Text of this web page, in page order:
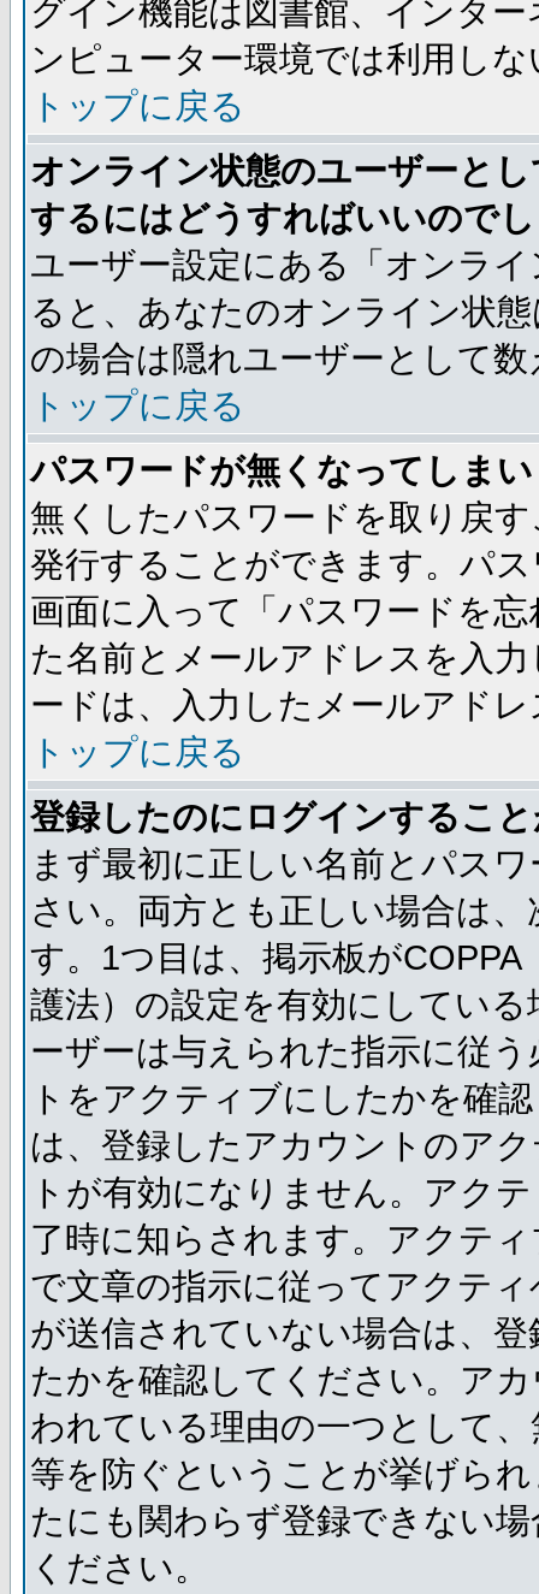
グイン機能は図書館、インタ
ンピューター環境では利用し
トップに戻る
オンライン状態のユーザーと
するにはどうすればいいので
ユーザー設定にある「オンラ
ると、あなたのオンライン状
の場合は隠れユーザーとして
トップに戻る
パスワードが無くなってしま
無くしたパスワードを取り戻
発行することができます。パ
画面に入って「パスワードを
た名前とメールアドレスを入
ードは、入力したメールアド
トップに戻る
登録したのにログインするこ
まず最初に正しい名前とパス
さい。両方とも正しい場合は
す。1つ目は、掲示板が
護法）の設定を有効にしてい
ーザーは与えられた指示に従
トをアクティブにしたかを確
は、登録したアカウントのア
トが有効になりません。アク
了時に知らされます。アクテ
で文章の指示に従ってアクテ
が送信されていない場合は、
たかを確認してください。ア
われている理由の一つとして
等を防ぐということが挙げら
たにも関わらず登録できない
ください。